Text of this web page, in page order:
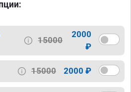
15000
2000
₽
15000 2000 ₽